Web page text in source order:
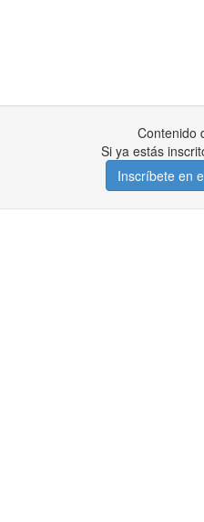
Contenido
Si ya estás
Inscríbete en